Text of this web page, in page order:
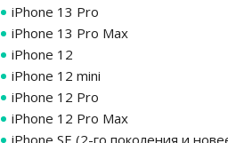
iPhone 13 Pro
iPhone 13 Pro Max
iPhone 12
iPhone 12 mini
iPhone 12 Pro
iPhone 12 Pro Max
iPhone SE (2-го поколения и